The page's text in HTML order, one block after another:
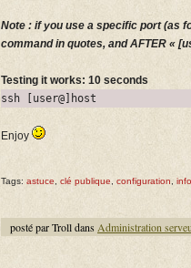
Note : if you use a specific port (as
command in quotes, and AFTER «
Testing it works: 10 seconds
ssh [user@]host
Enjoy
Tags: astuce clé publique configuration
posté par Troll dans Administration